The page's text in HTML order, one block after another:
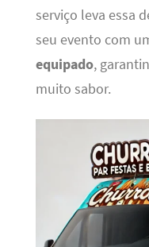
serviço leva essa
seu evento com
equipado,
muito sabor.